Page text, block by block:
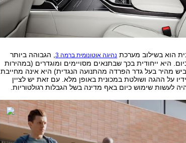
הוא בשילוב מערכת נהיגה אוטונומית ברמה 3
, הגבוהה ביותר
היא ייחודית בכך שבתנאים מסויימים ומוגדרים (במהירות
בכביש מהיר בעל גדר הפרדה מהתנועה הנגדית) היא אינה מחייבת
על ההגה ושולטת במכונית באופן מלא. עם זאת יש לציין
לעשות שימוש כיום באף מדינה בשל הגבלות רגולטוריות.